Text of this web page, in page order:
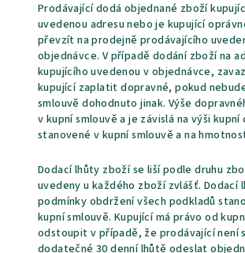
Prodávající dodá objednané zboží
uvedenou adresu nebo je kupující
převzít na prodejně prodávajícího
objednávce. V případě dodání zboží na
kupujícího uvedenou v objednávce,
kupující zaplatit dopravné, pokud
smlouvě dohodnuto jinak. Výše
v kupní smlouvě a je závislá na výši kupní
stanovené v kupní smlouvě a na
Dodací lhůty zboží se liší podle druhu
uvedeny u každého zboží zvlášť. Dodací
podmínky obdržení všech podkladů
kupní smlouvě. Kupující má právo od
odstoupit v případě, že prodávající není
dodatečné 30 denní lhůtě odeslat